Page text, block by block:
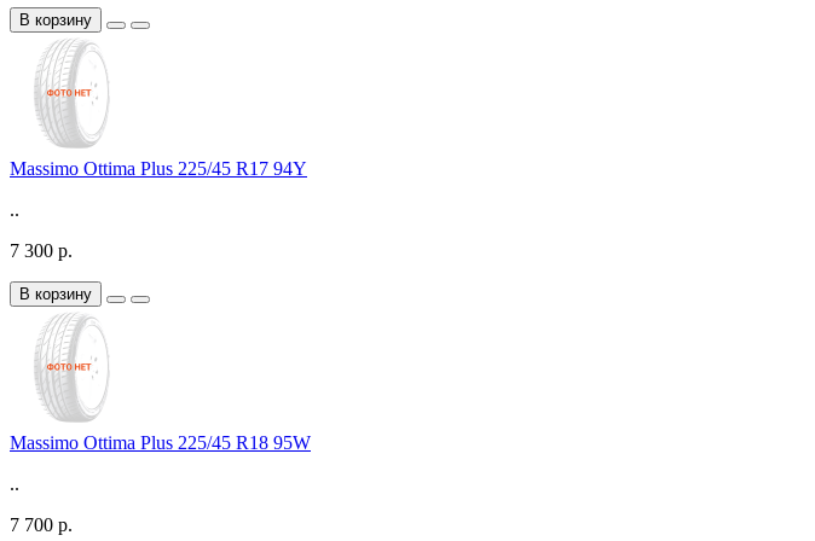
В корзину
Massimo Ottima Plus 225/45 R17 94Y
..
7 300 р.
В корзину
Massimo Ottima Plus 225/45 R18 95W
..
7 700 р.